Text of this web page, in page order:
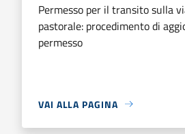
Permesso per il transito sulla
pastorale: procedimento di
permesso
VAI ALLA PAGINA